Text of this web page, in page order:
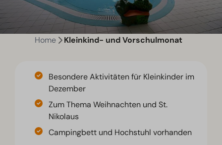
Home Kleinkind- und Vorschulmonat
Besondere Aktivitäten für Kleinkinder im
Dezember
Zum Thema Weihnachten und St.
Nikolaus
Campingbett und Hochstuhl vorhanden